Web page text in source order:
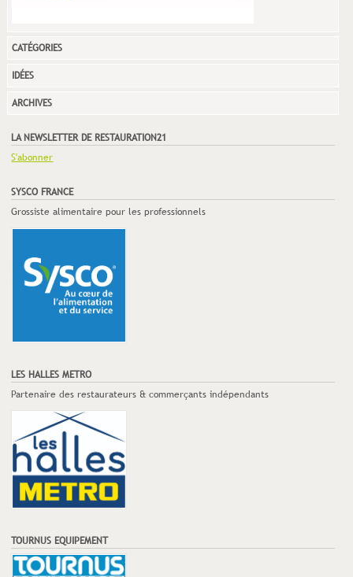
CATÉGORIES
IDÉES
ARCHIVES
LA NEWSLETTER DE RESTAURATION21
S'abonner
SYSCO FRANCE
Grossiste alimentaire pour les professionnels
LES HALLES METRO
Partenaire des restaurateurs & commerçants indépendants
TOURNUS EQUIPEMENT